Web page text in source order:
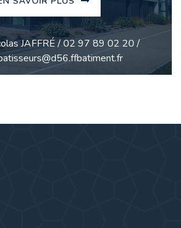
JAFFRÉ / 02 97 89 02 20 /